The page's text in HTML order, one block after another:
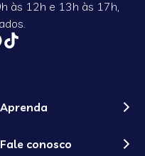
às 12h e 13h às 17h,
Aprenda
Fale conosco